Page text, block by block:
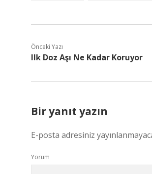
Önceki Yazı
Ilk Doz Aşı Ne Kadar Koruyor
Bir yanıt yazın
E-posta adresiniz
Yorum